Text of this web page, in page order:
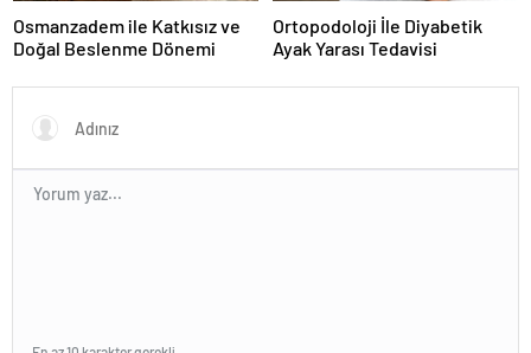
Osmanzadem ile Katkısız ve
Doğal Beslenme Dönemi
Ortopodoloji İle Diyabetik
Ayak Yarası Tedavisi